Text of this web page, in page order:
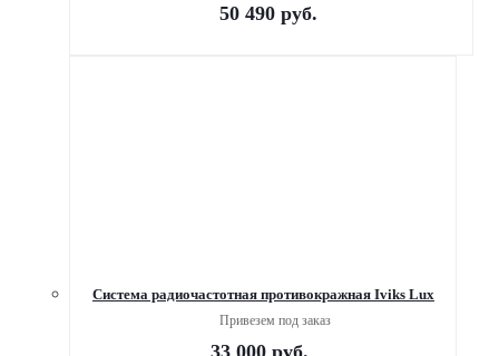
50 490руб.
Система радиочастотная противокражная Iviks Lux
Привезем под заказ
33 000 руб.